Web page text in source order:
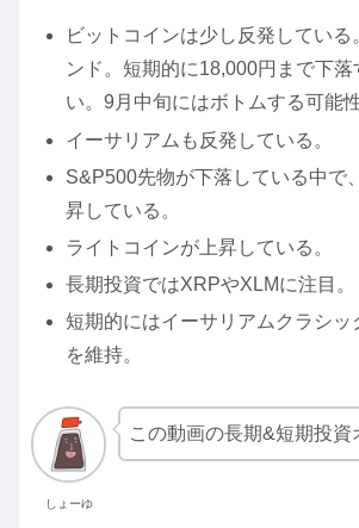
ビットコインは少し反発している
ンド。短期的に18,000円まで下
い。9月中旬にはボトムする可能
イーサリアムも反発している。
S&P500先物が下落している中で
昇している。
ライトコインが上昇している。
長期投資ではXRPやXLMに注目。
短期的にはイーサリアムクラシッ
を維持。
しょーゆ
この動画の長期&短期投資